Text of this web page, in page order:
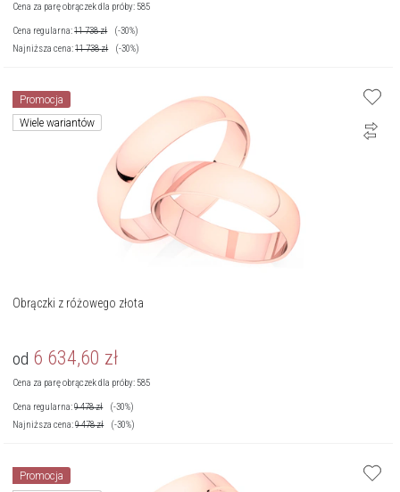
Cena za parę obrączek dla próby: 585
Cena regularna:11 738zł
(-30%)
Najniższa cena:11 738zł (-30%)
Promocja
Wiele wariantów
Obrączki z różowego złota
od 6 634,60 zł
Cena za parę obrączek dla próby: 585
Cena regularna:9 478zł
(-30%)
Najniższa cena:9 478zł (-30%)
Promocja